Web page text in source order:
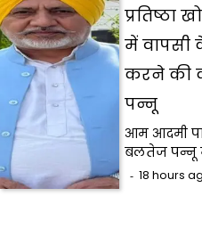
प्रतिष्ठा
में वापसी
करने की
पन्नू
आम आदमी
बलतेज पन्नू
18 hours